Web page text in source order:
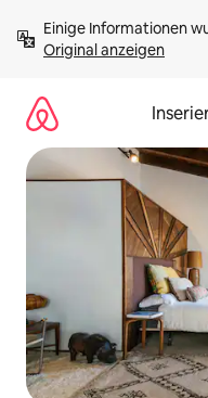
Inhalten
springenOriginal anzeigen